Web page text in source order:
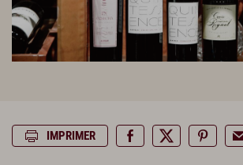
IMPRIMER